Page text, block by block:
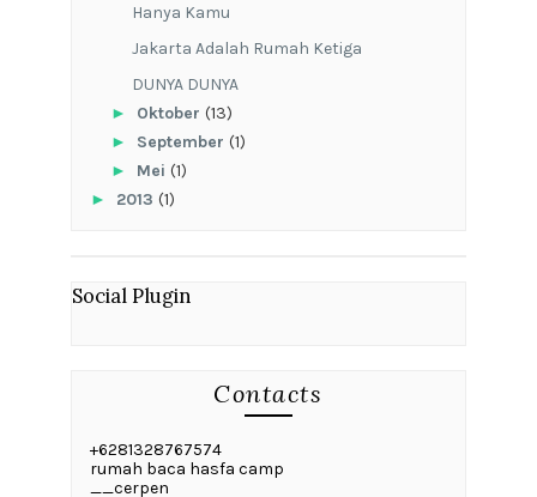
Hanya Kamu
Jakarta Adalah Rumah Ketiga
DUNYA DUNYA
► Oktober (13)
► September (1)
► Mei (1)
► 2013 (1)
Social Plugin
Contacts
+6281328767574
rumah baca hasfa camp
__cerpen